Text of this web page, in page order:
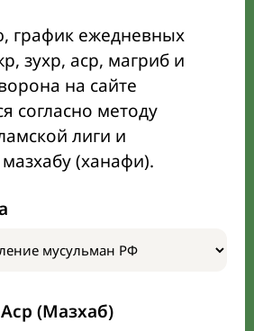
график ежедневных
зухр, аср, магриб и
на сайте
согласно методу
лиги и
(ханафи).
(Мазхаб)